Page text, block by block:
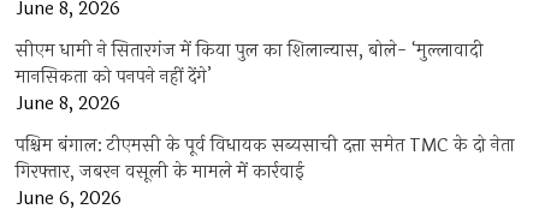
June 8, 2026
सीएम धामी ने सितारगंज में किया पुल का शिलान्यास, बोले- ‘मुल्लावादी
मानसिकता को पनपने नहीं देंगे’
June 8, 2026
पश्चिम बंगाल: टीएमसी के पूर्व विधायक सब्यसाची दत्ता समेत TMC के दो नेता
गिरफ्तार, जबरन वसूली के मामले में कार्रवाई
June 6, 2026